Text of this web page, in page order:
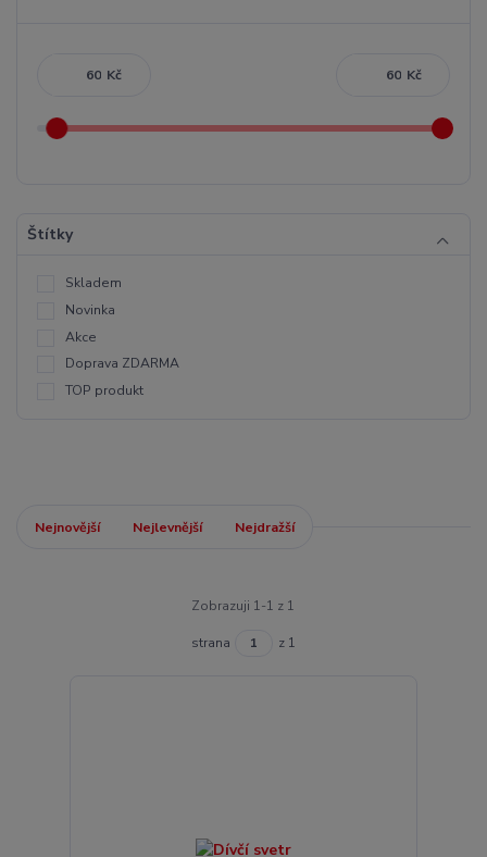
Kč Kč
Štítky
Skladem
Novinka
Akce
Doprava ZDARMA
TOP produkt
Nejnovější Nejlevnější Nejdražší
Zobrazuji 1-1 z 1
strana z 1